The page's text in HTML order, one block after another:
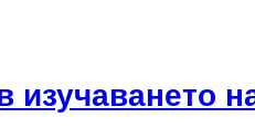
изучаването